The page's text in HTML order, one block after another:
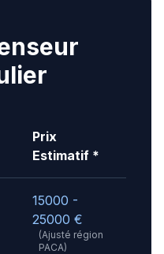
Prix
Estimatif *
15000 -
25000 €
(Ajusté région
PACA)